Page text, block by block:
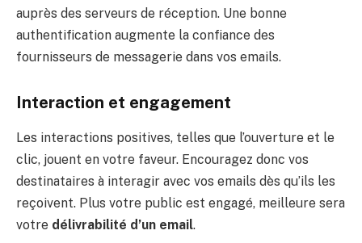
auprès des serveurs de réception. Une bonne
authentification augmente la confiance des
fournisseurs de messagerie dans vos emails.
Interaction et engagement
Les interactions positives, telles que l’ouverture et le
clic, jouent en votre faveur. Encouragez donc vos
destinataires à interagir avec vos emails dès qu’ils les
reçoivent. Plus votre public est engagé, meilleure sera
votre délivrabilité d’un email.